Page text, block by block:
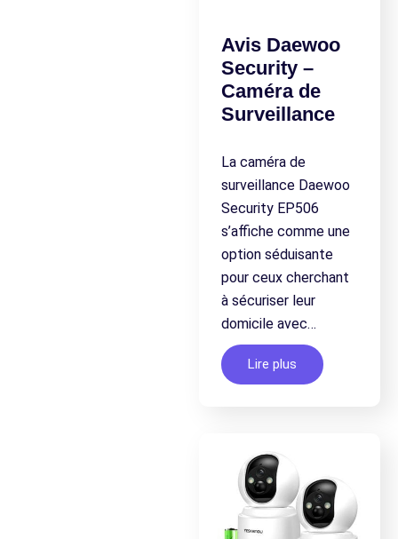
Avis Daewoo
Security –
Caméra de
Surveillance
La caméra de
surveillance Daewoo
Security EP506
s’affiche comme une
option séduisante
pour ceux cherchant
à sécuriser leur
domicile avec…
Lire plus